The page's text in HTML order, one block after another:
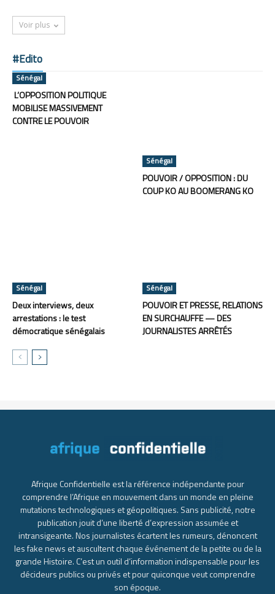
Voir plus
#Edito
Sénégal
L’OPPOSITION POLITIQUE
MOBILISE MASSIVEMENT
CONTRE LE POUVOIR
Sénégal
POUVOIR / OPPOSITION : DU
COUP KO AU BOOMERANG KO
Sénégal
Deux interviews, deux
arrestations : le test
démocratique sénégalais
Sénégal
POUVOIR ET PRESSE, RELATIONS
EN SURCHAUFFE — DES
JOURNALISTES ARRÊTÉS
Afrique Confidentielle est la référence indépendante pour
comprendre l’Afrique en mouvement dans un monde en pleine
mutations technologiques et géopolitiques. Sans publicité, notre
publication jouit d’une liberté d’expression assumée et
intransigeante. Nos journalistes écartent les rumeurs, dénoncent
les fake news et auscultent chaque événement de la petite ou de la
grande Histoire. C’est un outil d’information indispensable pour les
décideurs publics ou privés et pour quiconque veut comprendre
son époque.